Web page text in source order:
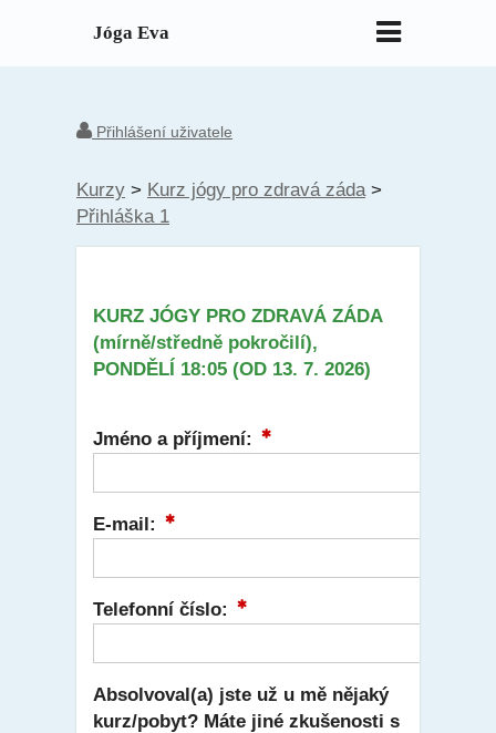
Jóga Eva
Přihlášení uživatele
Kurzy > Kurz jógy pro zdravá záda >
Přihláška 1
KURZ JÓGY PRO ZDRAVÁ ZÁDA
(mírně/středně pokročilí),
PONDĚLÍ 18:05 (OD 13. 7. 2026)
Jméno a příjmení:
E-mail:
Telefonní číslo:
Absolvoval(a) jste už u mě nějaký
kurz/pobyt? Máte jiné zkušenosti s